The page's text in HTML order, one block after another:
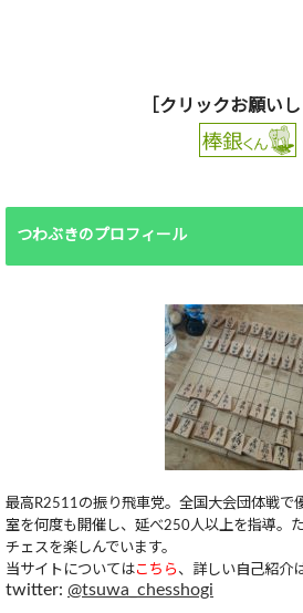
［クリックお願いし
つわぶきのプロフィール
最高R2511の振り飛車党。全国大会団体戦で
室を何度も開催し、延べ250人以上を指導。
チェスを楽しんでいます。
当サイトについてはこちら 、詳しい自己紹介
twitter: @tsuwa_chesshogi